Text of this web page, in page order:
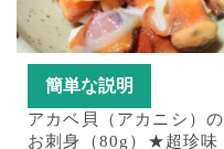
簡単な説明
アカベ貝（アカニシ）の
お刺身（80g）★超珍味